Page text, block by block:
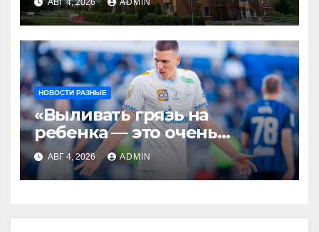
АВГ 4, 2026 ADMIN
НОВОСТИ РАЗНЫЕ
«Выливать грязь на
ребенка — это очень
мерзкая история» —
Радимов о ситуации с
сыном Соболева
АВГ 4, 2026 ADMIN